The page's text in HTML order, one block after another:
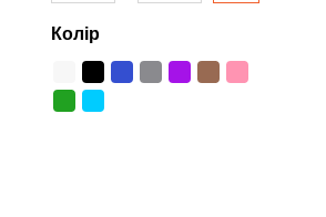
Колір